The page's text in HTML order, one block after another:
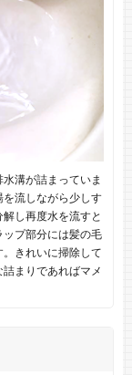
溝が詰まっていま
を流しながら少しす
し再度水を流すと
プ部分には髪の毛
きれいに掃除して
まりであればマメ